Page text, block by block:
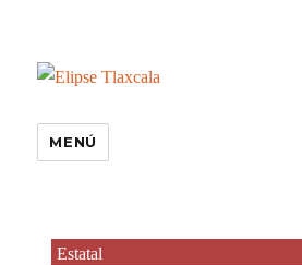
MENÚ
Estatal